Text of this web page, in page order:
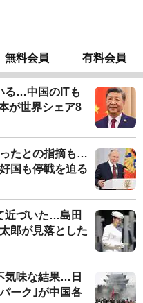
無料会員 有料会員
る…中国のITも
が世界シェア8
たとの指摘も…
国も停戦を迫る
近づいた…島田
郎が見落とした
気味な結果…日
ーク｣が中国各